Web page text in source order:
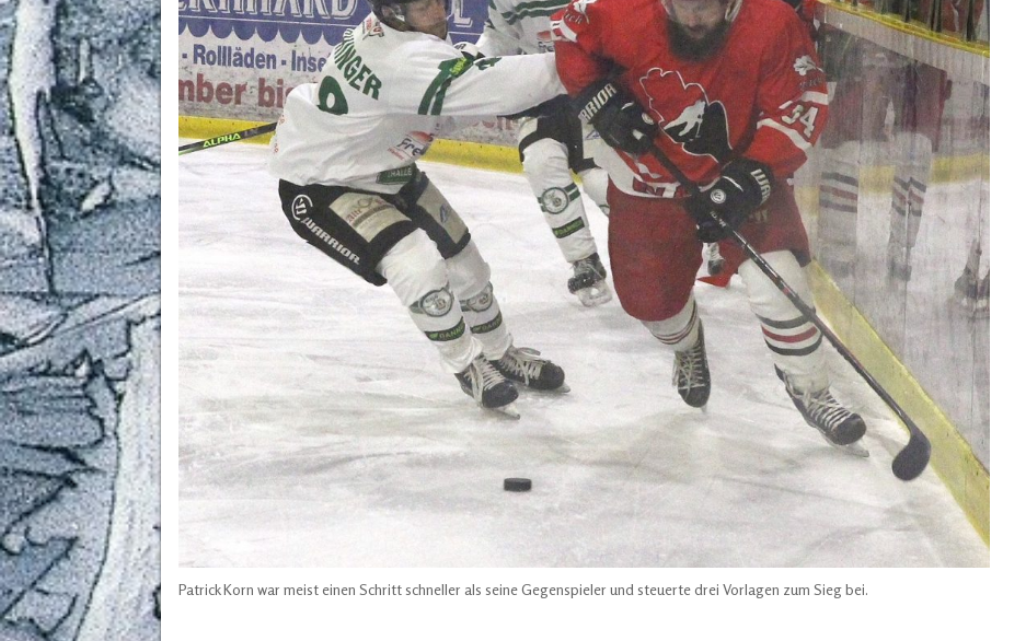
Patrick Korn war meist einen Schritt schneller als seine Gegenspieler und steuerte drei Vorlagen zum Sieg bei.